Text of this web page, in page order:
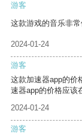
游客
这款游戏的音乐非常
2024-01-24
游客
这款加速器app的价
速器app的价格应该
2024-01-24
游客